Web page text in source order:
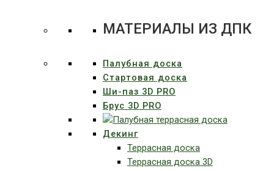
МАТЕРИАЛЫ ИЗ ДПК
Палубная доска
Стартовая доска
Ши-паз 3D PRO
Брус 3D PRO
Декинг
Террасная доска
Террасная доска 3D